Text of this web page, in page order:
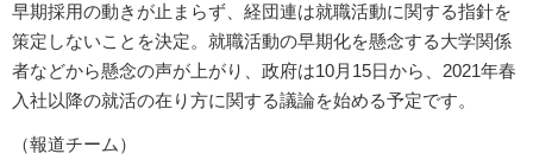
早期採用の動きが止まらず、経団連は就職活動に関する指針を
策定しないことを決定。就職活動の早期化を懸念する大学関係
者などから懸念の声が上がり、政府は10月15日から、2021年春
入社以降の就活の在り方に関する議論を始める予定です。
（報道チーム）